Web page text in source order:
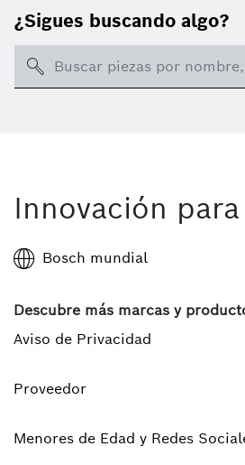
¿Sigues buscando algo?
Search
Innovación
Bosch mundial
Descubre más marcas y
Aviso de Privacidad
Proveedor
Menores de Edad y Redes